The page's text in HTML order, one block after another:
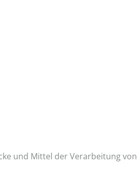
und Mittel der Verarbeitung von